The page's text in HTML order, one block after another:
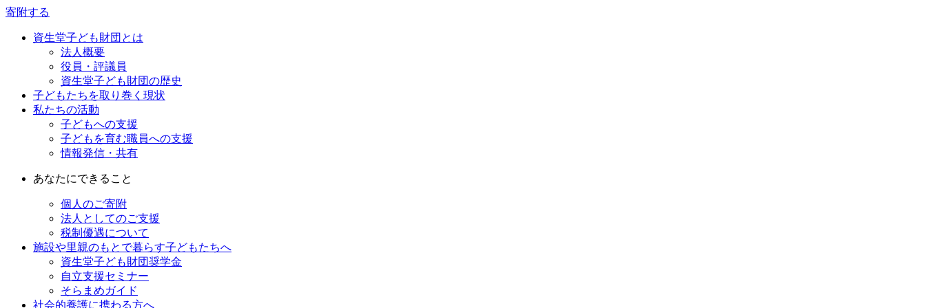
寄附する
資生堂子ども財団とは
法人概要
役員・評議員
資生堂子ども財団の歴史
子どもたちを取り巻く現状
私たちの活動
子どもへの支援
子どもを育む職員への支援
情報発信・共有
あなたにできること
個人のご寄附
法人としてのご支援
税制優遇について
施設や里親のもとで暮らす子どもたちへ
資生堂子ども財団奨学金
自立支援セミナー
そらまめガイド
社会的養護に携わる方へ